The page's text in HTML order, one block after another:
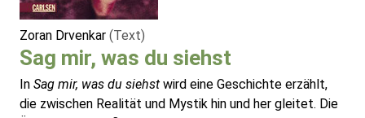
Zoran Drvenkar (Text)
Sag mir, was du siehst
In Sag mir, was du siehst wird eine Geschichte erzählt,
die zwischen Realität und Mystik hin und her gleitet. Die